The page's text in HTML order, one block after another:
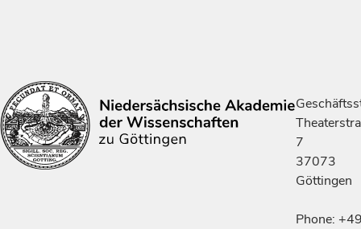
7
37073
Göttingen
Phone: